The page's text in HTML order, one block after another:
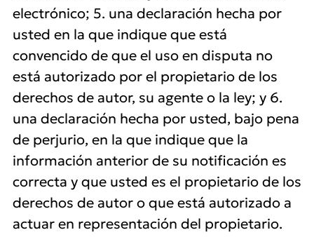
electrónico; 5. una declaración hecha por
usted en la que indique que está
convencido de que el uso en disputa no
está autorizado por el propietario de los
derechos de autor, su agente o la ley; y 6.
una declaración hecha por usted, bajo pena
de perjurio, en la que indique que la
información anterior de su notificación es
correcta y que usted es el propietario de los
derechos de autor o que está autorizado a
actuar en representación del propietario.